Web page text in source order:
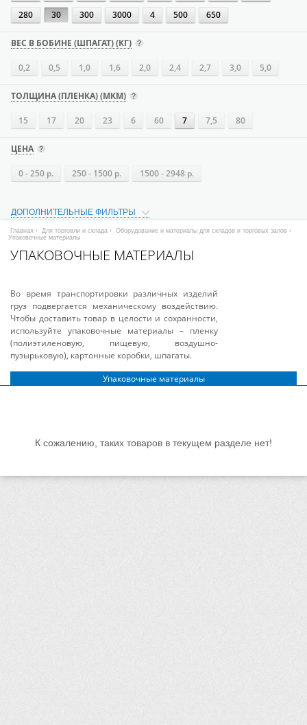
280
30 300 3000 4 500 650
ВЕС В БОБИНЕ (ШПАГАТ) (КГ)
0,2 0,5 1,0 1,6 2,0 2,4 2,7 3,0 5,0
ТОЛЩИНА (ПЛЕНКА) (МКМ)
15 17 20 23 6 60 7 7,5 80
ЦЕНА
0 - 250 р. 250 - 1500 р. 1500 - 2948 р.
ДОПОЛНИТЕЛЬНЫЕ ФИЛЬТРЫ
Главная › Для торговли и склада › Оборудование и материалы для складов и торговых залов ›
Упаковочные материалы
УПАКОВОЧНЫЕ МАТЕРИАЛЫ
Во время транспортировки различных изделий
груз подвергается механическому воздействию.
Чтобы доставить товар в целости и сохранности,
используйте упаковочные материалы – пленку
(полиэтиленовую, пищевую, воздушно-
пузырьковую), картонные коробки, шпагаты.
Упаковочные материалы
К сожалению, таких товаров в текущем разделе нет!